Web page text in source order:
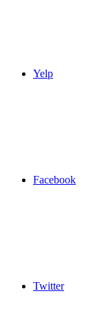
Yelp
Facebook
Twitter